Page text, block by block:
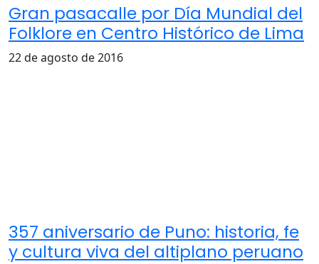
Gran pasacalle por Día Mundial del
Folklore en Centro Histórico de Lima
22 de agosto de 2016
357 aniversario de Puno: historia, fe
y cultura viva del altiplano peruano